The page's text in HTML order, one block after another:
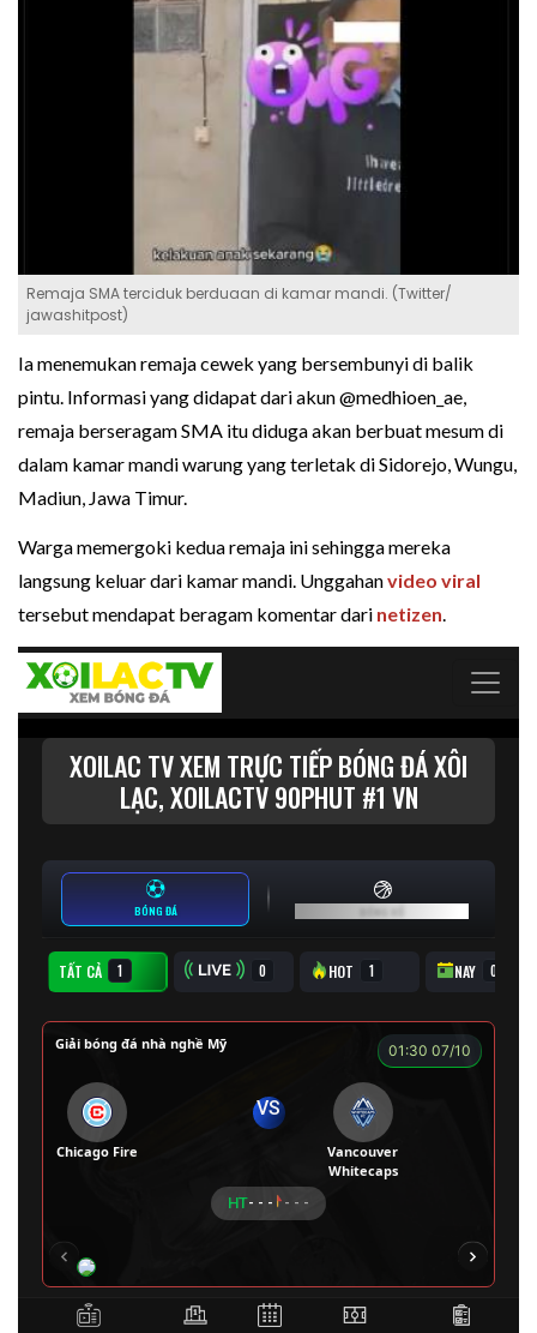
Remaja SMA terciduk berduaan di kamar mandi. (Twitter/
jawashitpost)
Ia menemukan remaja cewek yang bersembunyi di balik
pintu. Informasi yang didapat dari akun @medhioen_ae,
remaja berseragam SMA itu diduga akan berbuat mesum di
dalam kamar mandi warung yang terletak di Sidorejo, Wungu,
Madiun, Jawa Timur.
Warga memergoki kedua remaja ini sehingga mereka
langsung keluar dari kamar mandi. Unggahanvideo viral
tersebut mendapat beragam komentar dari netizen.